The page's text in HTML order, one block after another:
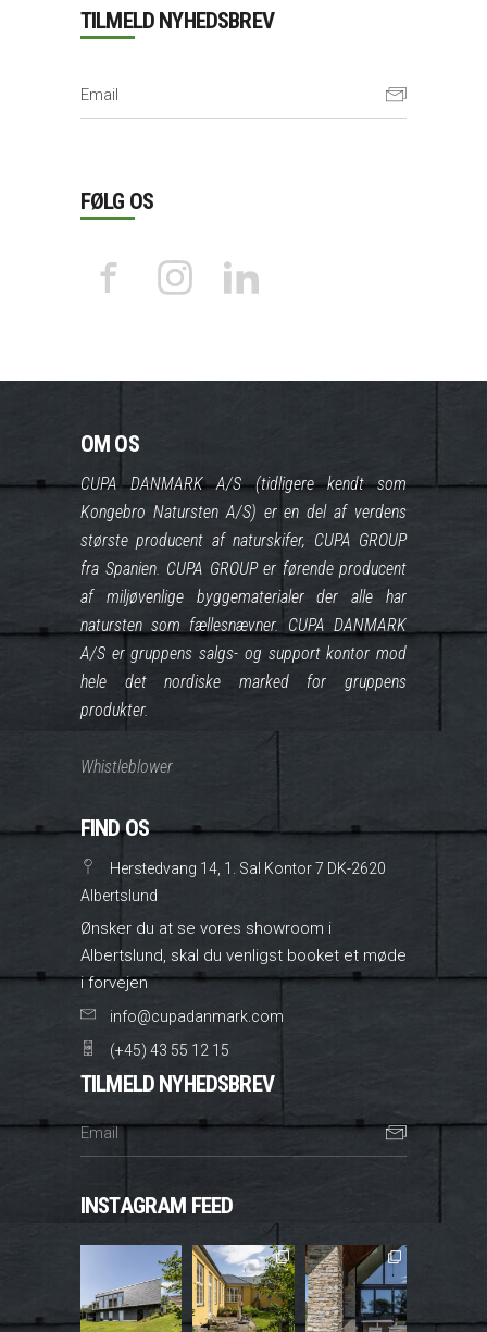
TILMELD NYHEDSBREV
FØLG OS
OM OS
CUPA DANMARK A/S (tidligere kendt som
Kongebro Natursten A/S) er en del af verdens
største producent af naturskifer, CUPA GROUP
fra Spanien. CUPA GROUP er førende producent
af miljøvenlige byggematerialer der alle har
natursten som fællesnævner. CUPA DANMARK
A/S er gruppens salgs- og support kontor mod
hele det nordiske marked for gruppens
produkter.
Whistleblower
FIND OS
Herstedvang 14, 1. Sal Kontor 7 DK-2620
Albertslund
Ønsker du at se vores showroom i
Albertslund, skal du venligst booket et møde
i forvejen
info@cupadanmark.com
(+45) 43 55 12 15
TILMELD NYHEDSBREV
INSTAGRAM FEED